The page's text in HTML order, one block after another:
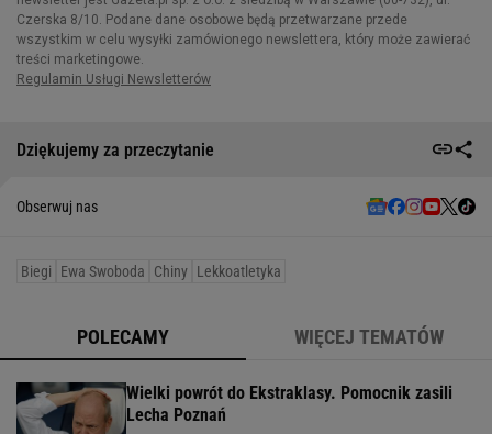
Dziękujemy za przeczytanie
Obserwuj nas
Biegi Ewa Swoboda Chiny Lekkoatletyka
POLECAMY WIĘCEJ TEMATÓW
Wielki powrót do Ekstraklasy. Pomocnik zasili
Lecha Poznań